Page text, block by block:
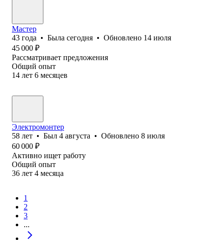
Мастер
43 года • Была сегодня • Обновлено 14 июля
45 000 ₽
Рассматривает предложения
Общий опыт
14 лет 6 месяцев
Электромонтер
58 лет • Был 4 августа • Обновлено 8 июля
60 000 ₽
Активно ищет работу
Общий опыт
36 лет 4 месяца
1
2
3
...